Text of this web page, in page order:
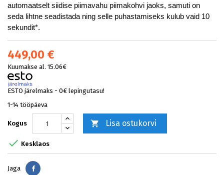
automaatselt siidise piimavahu piimakohvi jaoks, samuti on
seda lihtne seadistada ning selle puhastamiseks kulub vaid 10
sekundit*.
449,00 €
Kuumakse al. 15.06€
ESTO järelmaks - 0€ lepingutasu!
1-14 tööpäeva
Kogus  Lisa ostukorvi
 Kesklaos
Jaga Jaga